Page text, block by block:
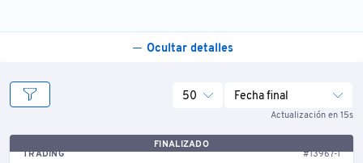
Ocultar detalles
Actualización en 15s
50 Fecha final
FINALIZADO
TRADING
#13967-1